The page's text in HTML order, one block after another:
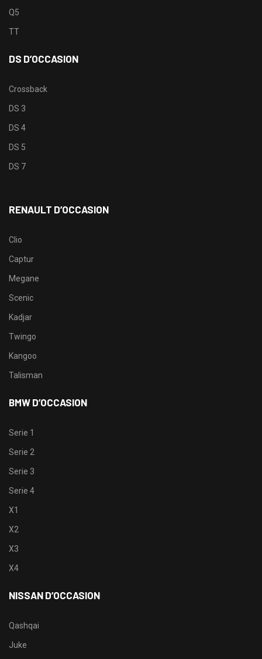
Q5
TT
DS D’OCCASION
Crossback
DS 3
DS 4
DS 5
DS 7
RENAULT D’OCCASION
Clio
Captur
Megane
Scenic
Kadjar
Twingo
Kangoo
Talisman
BMW D’OCCASION
Serie 1
Serie 2
Serie 3
Serie 4
X1
X2
X3
X4
NISSAN D’OCCASION
Qashqai
Juke